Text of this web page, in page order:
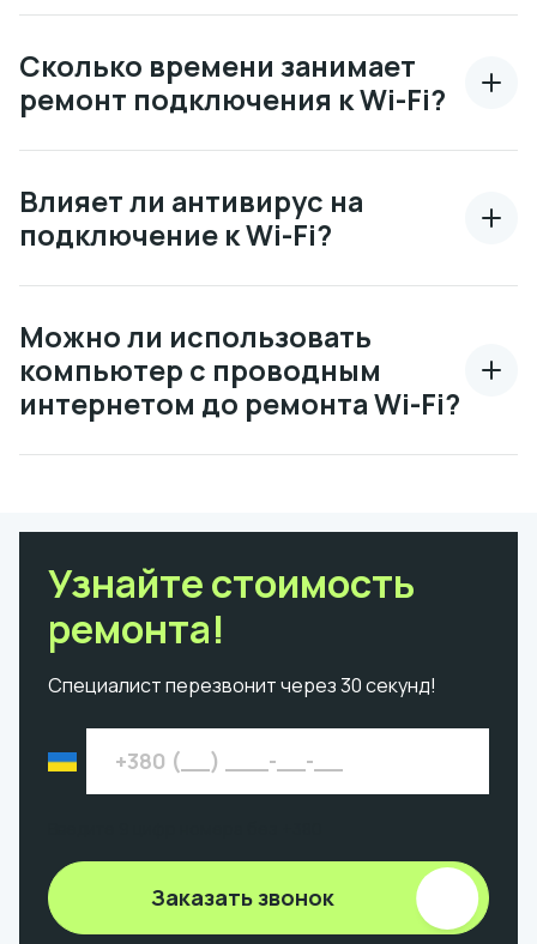
Сколько времени занимает
ремонт подключения к Wi-Fi?
Влияет ли антивирус на
подключение к Wi-Fi?
Можно ли использовать
компьютер с проводным
интернетом до ремонта Wi-Fi?
Узнайте стоимость
ремонта!
Специалист перезвонит через 30 секунд!
Заказать звонок